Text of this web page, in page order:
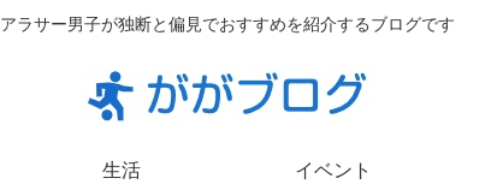
アラサー男子が独断と偏見でおすすめを紹介するブログです
生活 イベント